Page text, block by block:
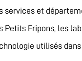
et
Petits Fripons, les
utilisés